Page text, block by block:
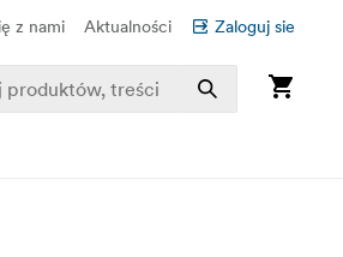
z nami Aktualności Zaloguj sie